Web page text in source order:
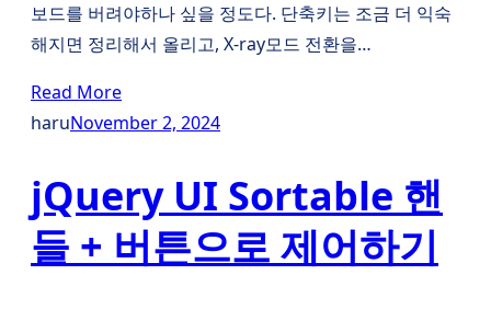
보드를 버려야하나 싶을 정도다. 단축키는 조금 더 익숙
해지면 정리해서 올리고, X-ray모드 전환을…
Read More
haruNovember 2, 2024
jQuery UI Sortable 핸
들 + 버튼으로 제어하기